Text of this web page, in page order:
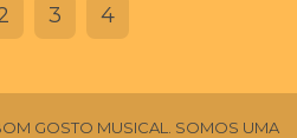
3 4
GOSTO MUSICAL. SOMOS UMA